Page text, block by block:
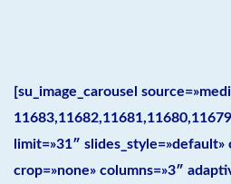
[su_image_carousel
limit=»31″
crop=»none» columns=»3″